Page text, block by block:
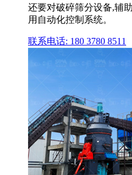
还要对破碎筛分设备,辅
用自动化控制系统。
联系电话: 180 3780 8511